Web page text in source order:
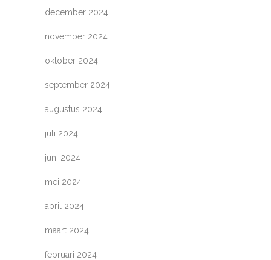
december 2024
november 2024
oktober 2024
september 2024
augustus 2024
juli 2024
juni 2024
mei 2024
april 2024
maart 2024
februari 2024